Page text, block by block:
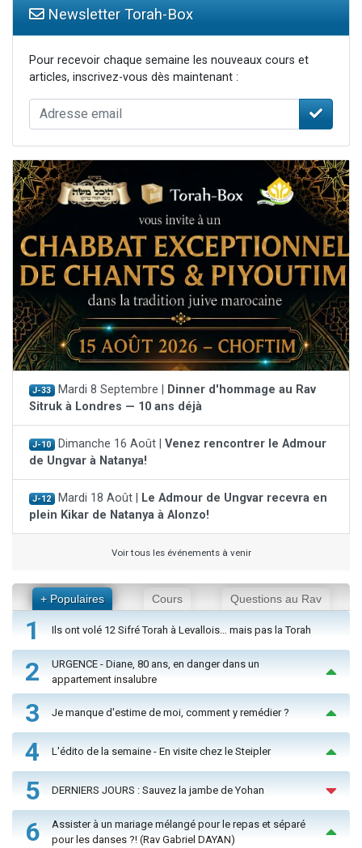
Newsletter Torah-Box
Pour recevoir chaque semaine les nouveaux cours et
articles, inscrivez-vous dès maintenant :
J-33 Mardi 8 Septembre |
Dinner d'hommage au Rav
Sitruk à Londres — 10 ans déjà
J-10 Dimanche 16 Août | Venez rencontrer le Admour
de Ungvar à Natanya!
J-12 Mardi 18 Août |
Le Admour de Ungvar recevra en
plein Kikar de Natanya à Alonzo!
Voir tous les événements à venir
+ Populaires Cours Questions au Rav
1 Ils ont volé 12 Sifré Torah à Levallois… mais pas la Torah
2
URGENCE - Diane, 80 ans, en danger dans un
appartement insalubre
3 Je manque d'estime de moi, comment y remédier ?
4 L'édito de la semaine - En visite chez le Steipler
5 DERNIERS JOURS : Sauvez la jambe de Yohan
6
Assister à un mariage mélangé pour le repas et séparé
pour les danses ?! (Rav Gabriel DAYAN)